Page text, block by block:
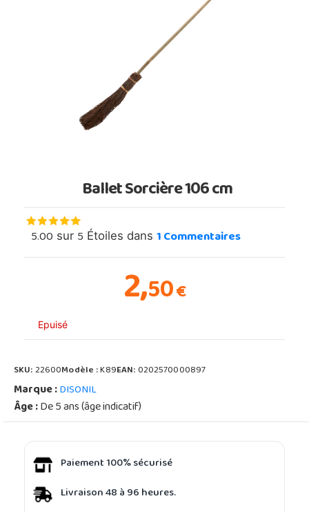
Ballet Sorcière 106 cm
5.00 sur 5 Étoiles dans 1Commentaires
2,50€
Epuisé
SKU:22600Modèle :K89EAN:0202570000897
Marque :DISONIL
Âge :De 5 ans (âge indicatif)
Paiement 100% sécurisé
Livraison 48 à 96 heures.